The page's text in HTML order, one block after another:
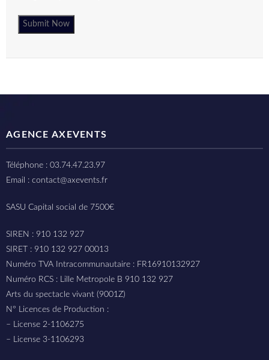
AGENCE AXEVENTS
Téléphone : 03.74.47.23.97
Email : contact@axevents.fr
SASU Capital social de 7500€
SIREN : 910 132 927
SIRET : 910 132 927 00013
Numéro TVA Intracommunautaire : FR16910132927
Numéro RCS : Lille Metropole B 910 132 927
Arts du spectacle vivant (9001Z)
N° Licences de Production :
– License 2-1106275
– License 3-1106293